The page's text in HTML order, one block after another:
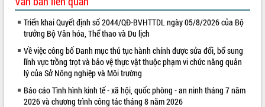
VIDEO
Triển khai Quyết định số 2044/QĐ-BVHTTDL ngày 05/8/2026 của Bộ
trưởng Bộ Văn hóa, Thể thao và Du lịch
Về việc công bố Danh mục thủ tục hành chính được sửa đổi, bổ sung
lĩnh vực trồng trọt và bảo vệ thực vật thuộc phạm vi chức năng quản
lý của Sở Nông nghiệp và Môi trường
Báo cáo Tình hình kinh tế - xã hội, quốc phòng - an ninh tháng 7 năm
2026 và chương trình công tác tháng 8 năm 2026